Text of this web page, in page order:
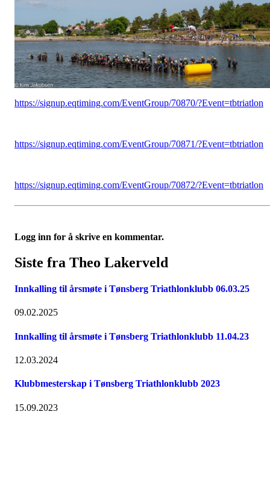
https://signup.eqtiming.com/EventGroup/70870/?Event=tbtriatlon
https://signup.eqtiming.com/EventGroup/70871/?Event=tbtriatlon
https://signup.eqtiming.com/EventGroup/70872/?Event=tbtriatlon
Logg inn for å skrive en kommentar.
Siste fra Theo Lakerveld
Innkalling til årsmøte i Tønsberg Triathlonklubb 06.03.25
09.02.2025
Innkalling til årsmøte i Tønsberg Triathlonklubb 11.04.23
12.03.2024
Klubbmesterskap i Tønsberg Triathlonklubb 2023
15.09.2023